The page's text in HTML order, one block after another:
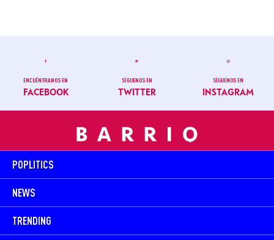
ENCUÉNTRANOS EN
FACEBOOK
SÍGUENOS EN
TWITTER
SÍGUENOS EN
INSTAGRAM
POPLITICS
NEWS
TRENDING